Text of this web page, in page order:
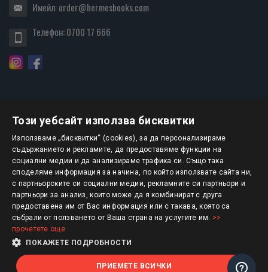
Имейл:order@hermesbooks.com
Телефон:0700 17 666
БЮЛЕТИН
АБОНИРАНЕ
Авторско право © 2025 HERMESBOOKS.BG
1 EUR = 1.95583 BGN
Този уебсайт използва бисквитки
Използваме „бисквитки“ (cookies), за да персонализираме
съдържанието и рекламите, да предоставяме функции на
социални медии и да анализираме трафика си. Също така
споделяме информация за начина, по който използвате сайта ни,
с партньорските си социални медии, рекламните си партньори и
партньори за анализ, които може да я комбинират с друга
предоставена им от Вас информация или с такава, която са
събрали от ползването от Ваша страна на услугите им. >>
прочетете още
ПОКАЖЕТЕ ПОДРОБНОСТИ
ПРИЕМЕТЕ ВСИЧКИ